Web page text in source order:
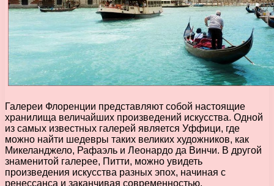
Галереи Флоренции представляют собой настоящие
хранилища величайших произведений искусства. Одной
из самых известных галерей является Уффици, где
можно найти шедевры таких великих художников, как
Микеланджело, Рафаэль и Леонардо да Винчи. В другой
знаменитой галерее, Питти, можно увидеть
произведения искусства разных эпох, начиная с
ренессанса и заканчивая современностью.